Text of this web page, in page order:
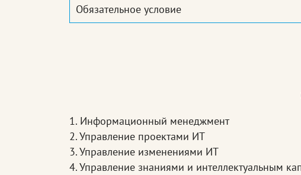
Обязательное условие
1. Информационный менеджмент
2. Управление проектами ИТ
3. Управление изменениями ИТ
4. Управление знаниями и интеллектуальным